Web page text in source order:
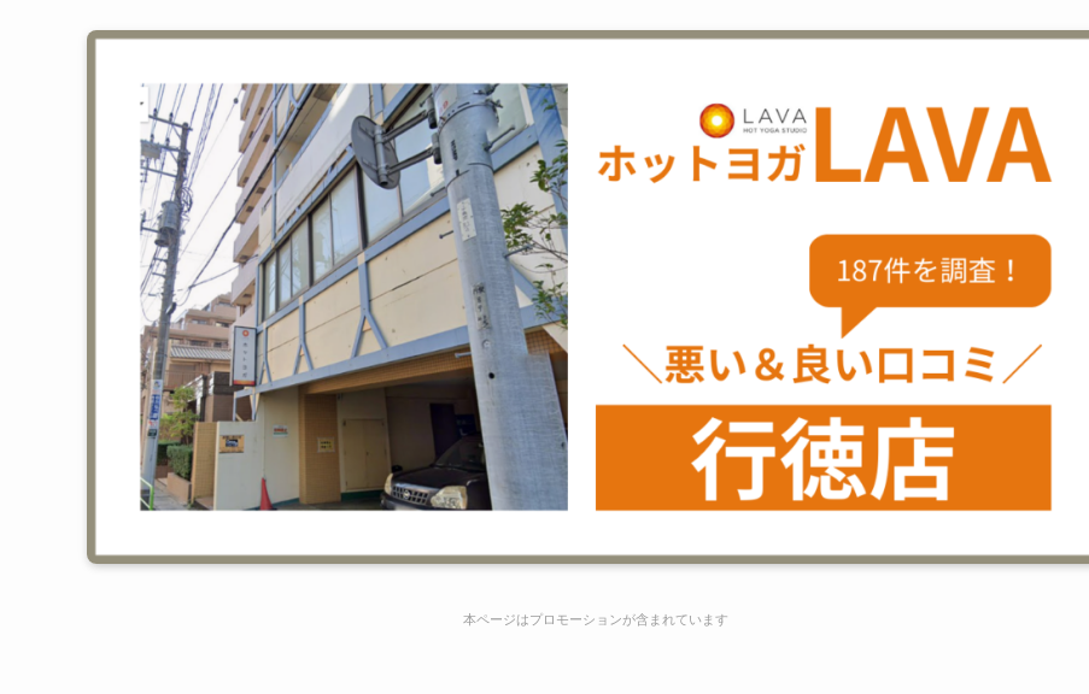
本ページはプロモーションが含まれています